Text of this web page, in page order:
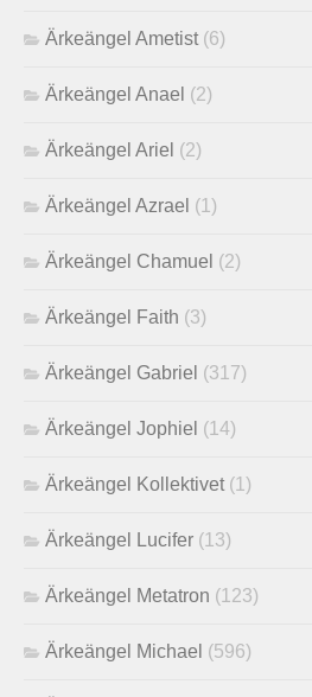
Ärkeängel Ametist (6)
Ärkeängel Anael (2)
Ärkeängel Ariel (2)
Ärkeängel Azrael (1)
Ärkeängel Chamuel (2)
Ärkeängel Faith (3)
Ärkeängel Gabriel (317)
Ärkeängel Jophiel (14)
Ärkeängel Kollektivet (1)
Ärkeängel Lucifer (13)
Ärkeängel Metatron (123)
Ärkeängel Michael (596)